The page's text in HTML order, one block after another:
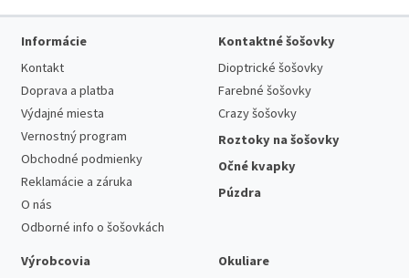
Informácie
Kontakt
Doprava a platba
Výdajné miesta
Vernostný program
Obchodné podmienky
Reklamácie a záruka
O nás
Odborné info o šošovkách
Kontaktné šošovky
Dioptrické šošovky
Farebné šošovky
Crazy šošovky
Roztoky na šošovky
Očné kvapky
Púzdra
Výrobcovia
Okuliare